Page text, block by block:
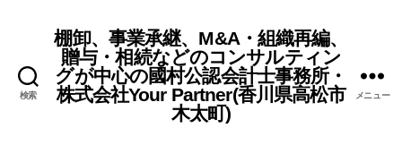
検索
棚卸、事業承継、M&A・組織再編、
贈与・相続などのコンサルティン
グが中心の國村公認会計士事務所・
株式会社Your Partner(香川県高松市
木太町)
メニュー